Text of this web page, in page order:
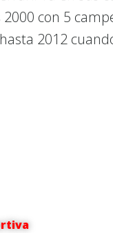
con 5
2012